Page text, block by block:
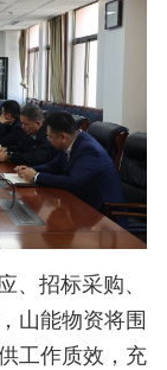
、招标采购、
山能物资将围
工作质效，充